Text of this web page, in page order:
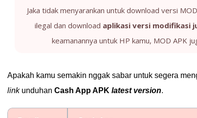
Jaka tidak menyarankan untuk download versi
ilegal dan download aplikasi versi modifikasi
keamanannya untuk HP kamu, MOD APK
Apakah kamu semakin nggak sabar untuk segera
linkunduhan Cash App APK latest version.